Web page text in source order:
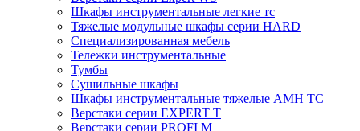
Шкафы инструментальные легкие тс
Тяжелые модульные шкафы серии HARD
Cпециализированная мебель
Тележки инструментальные
Тумбы
Cушильные шкафы
Шкафы инструментальные тяжелые AMH TC
Верстаки серии EXPERT T
Верстаки серии PROFI M